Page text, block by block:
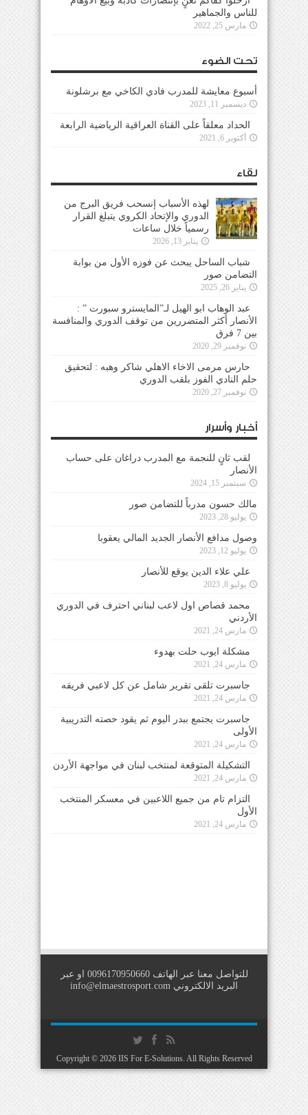
للناس والجماهير
مارس 25, 2022
تحت الضوء
أسبوع معايشة للمدرب فادي الكاخي مع برشلونة
ديسمبر 11, 2023
الحداد معلقاً على القناة العراقية الرياضية الرابعة
أكتوبر 6, 2021
لقاء
لهذه الأسباب إنسحب فريق البرج من
الدوري والإتحاد الكروي يتبلغ القرار
رسمياً خلال ساعات
يناير 13, 2026
شباب الساحل يبحث عن فوزه الأول من بوابة
التضامن صور
يناير 26, 2025
عبد الوهاب ابو الهيل لـ”المايسترو سبورت ” :
الأنصار أكثر المتضررين من توقف الدوري والمنافسة
بين 7 فرق
نوفمبر 29, 2020
حارس مرمى الاخاء الاهلي شاكر وهبه : لتحقيق
حلم النادي الفوز بلقب الدوري
نوفمبر 27, 2020
أخبار وأسرار
لقب ثانٍ للنجمة مع المدرب دراغان على حساب
الأنصار
سبتمبر 15, 2024
مالك حسون مدرباً للتضامن صور
يوليو 28, 2023
وصول مدافع الأنصار الجديد المالي يعقوبا
يوليو 12, 2023
علي علاء الدين يوقع للأنصار
يوليو 8, 2023
محمد قصاص اول لاعب لبناني احترف في الدوري
الأردني
مارس 24, 2021
مشكلة ايوب حلت بهدوء
مارس 24, 2021
جاسبرت تلقى تقرير شامل عن كل لاعبي فريقه
مارس 24, 2021
جاسبرت يجتمع ببدر اليوم ثم يقود حصته التدريبية
الأولى
مارس 24, 2021
التشكيلة المتوقعة لمنتخب لبنان في مواجهة الأردن
مارس 24, 2021
التزام تام من جميع اللاعبين في معسكر المنتخب
الأول
مارس 24, 2021
للتواصل معنا عبر الهاتف 0096170950660 او عبر
البريد الالكتروني info@elmaestrosport.com
Copyright © 2026 IIS For E-Solutions. All Rights Reserved